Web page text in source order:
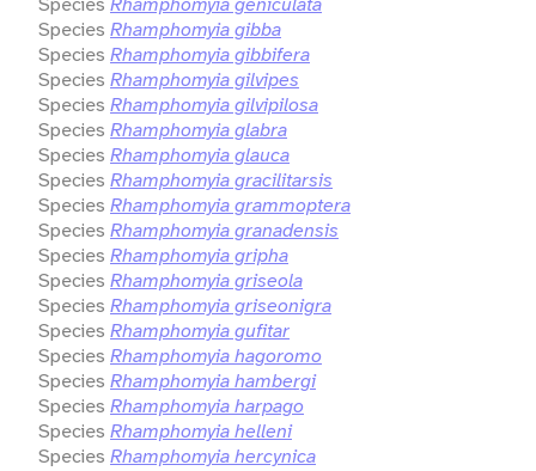
Species Rhamphomyia gibba
Species Rhamphomyia gibbifera
Species Rhamphomyia gilvipes
Species Rhamphomyia gilvipilosa
Species Rhamphomyia glabra
Species Rhamphomyia glauca
Species Rhamphomyia gracilitarsis
Species Rhamphomyia grammoptera
Species Rhamphomyia granadensis
Species Rhamphomyia gripha
Species Rhamphomyia griseola
Species Rhamphomyia griseonigra
Species Rhamphomyia gufitar
Species Rhamphomyia hagoromo
Species Rhamphomyia hambergi
Species Rhamphomyia harpago
Species Rhamphomyia helleni
Species Rhamphomyia hercynica